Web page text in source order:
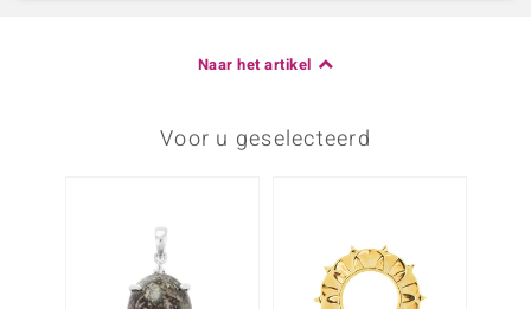
Naar het artikel
Voor u geselecteerd